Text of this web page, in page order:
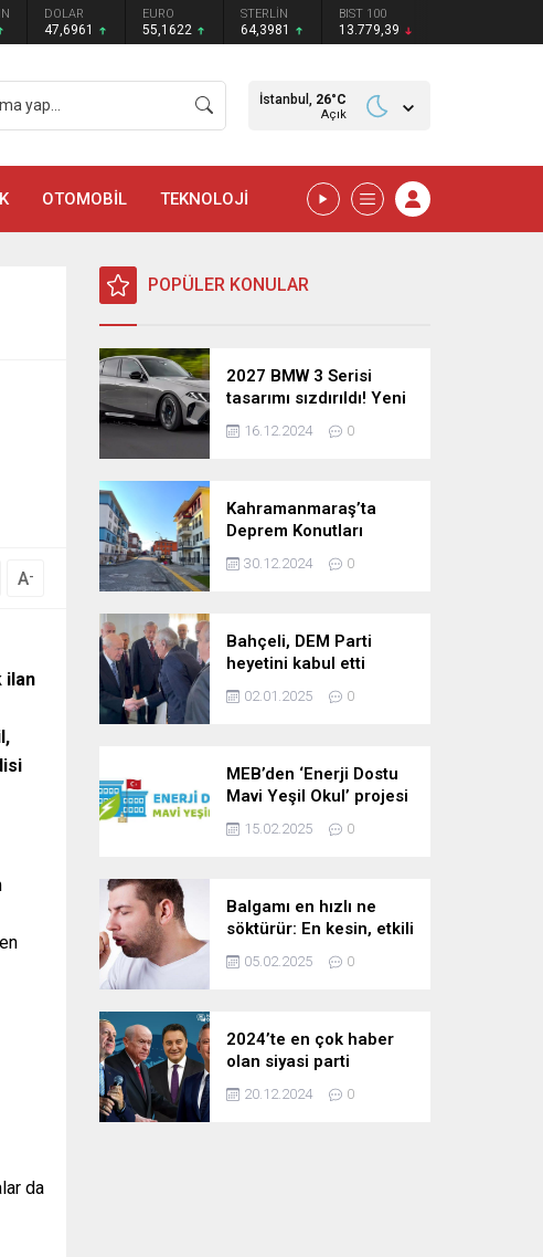
DOLAR
47,6961
EURO
55,1622
STERLİN
64,3981
BIST 100
13.779,39
İstanbul, 26°C
Açık
OTOMOBİL TEKNOLOJİ
A-
ilan
da
POPÜLER KONULAR
2027 BMW 3 Serisi
tasarımı sızdırıldı! Yeni
nesil sedan’dan
şaşırtıcı yenilikler!
16.12.2024 0
Kahramanmaraş’ta
Deprem Konutları
2025’te Teslim Edilecek
30.12.2024 0
Bahçeli, DEM Parti
heyetini kabul etti
02.01.2025 0
MEB’den ‘Enerji Dostu
Mavi Yeşil Okul’ projesi
15.02.2025 0
Balgamı en hızlı ne
söktürür: En kesin, etkili
ve çabuk balgam
söktürücü kür!
05.02.2025 0
2024’te en çok haber
olan siyasi parti
liderleri! Zirvedeki isim
fark attı
20.12.2024 0